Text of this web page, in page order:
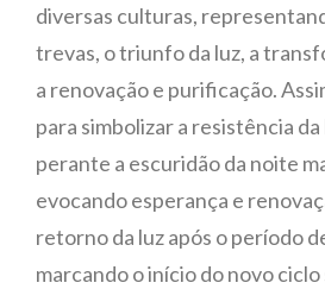
diversas culturas,
trevas, o triunfo da luz, a
a renovação e purificação.
para simbolizar a resistência
perante a escuridão da noite
evocando esperança e
retorno da luz após o período
marcando o início do novo